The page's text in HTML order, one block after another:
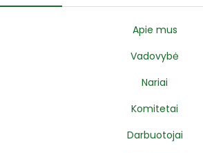
Apie mus
Vadovybė
Nariai
Komitetai
Darbuotojai